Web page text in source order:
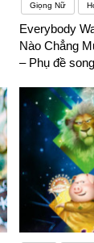
Giọng Nữ
Everybody
Nào Chẳng
– Phụ đề